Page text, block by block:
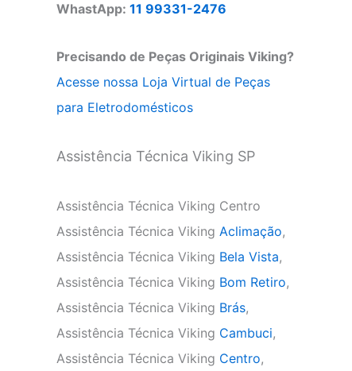
WhastApp: 11 99331-2476
Precisando de Peças Originais Viking?
Acesse nossa Loja Virtual de Peças
para Eletrodomésticos
Assistência Técnica Viking SP
Assistência Técnica Viking Centro
Assistência Técnica Viking Aclimação,
Assistência Técnica Viking Bela Vista,
Assistência Técnica Viking Bom Retiro,
Assistência Técnica Viking Brás,
Assistência Técnica Viking Cambuci,
Assistência Técnica Viking Centro,